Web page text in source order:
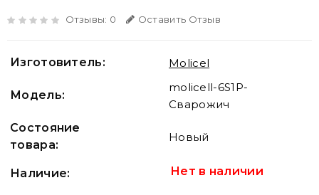
Отзывы: 0 Оставить Отзыв
Изготовитель: Molicel
Модель:
molicell-6S1P-
Сварожич
Состояние
товара:
Новый
Наличие: Нет в наличии